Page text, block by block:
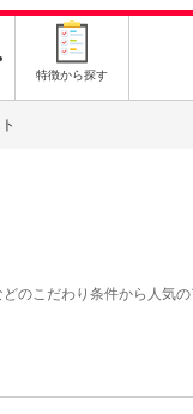
特徴から探す
のこだわり条件から人気の